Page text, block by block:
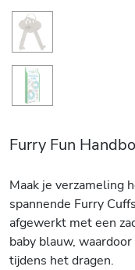
Furry Fun
Maak je verzameling
spannende Furry
afgewerkt met een
baby blauw,
tijdens het dragen.